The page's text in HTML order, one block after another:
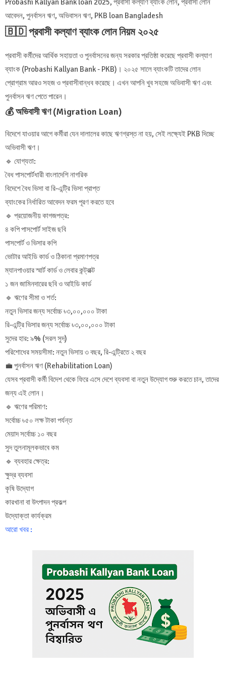
Probashi Kallyan Bank loan 2025, প্রবাসী কল্যাণ ব্যাংক লোন, প্রবাসী লোন
আবেদন, পুনর্বাসন ঋণ, অভিবাসন ঋণ, PKB loan Bangladesh
🇧🇩 প্রবাসী কল্যাণ ব্যাংক লোন নিয়ম ২০২৫
প্রবাসী কর্মীদের আর্থিক সহায়তা ও পুনর্বাসনের জন্য সরকার প্রতিষ্ঠা করেছে প্রবাসী কল্যাণ
ব্যাংক (Probashi Kallyan Bank - PKB)। ২০২৫ সালে ব্যাংকটি তাদের লোন
প্রোগ্রাম আরও সহজ ও প্রবাসীবান্ধব করেছে। এখন আপনি খুব সহজে অভিবাসী ঋণ এবং
পুনর্বাসন ঋণ পেতে পারেন।
💰 অভিবাসী ঋণ (Migration Loan)
বিদেশে যাওয়ার আগে কর্মীরা যেন দালালের কাছে ঋণগ্রস্ত না হয়, সেই লক্ষ্যেই PKB দিচ্ছে
অভিবাসী ঋণ।
🔹 যোগ্যতা:
বৈধ পাসপোর্টধারী বাংলাদেশি নাগরিক
বিদেশে বৈধ ভিসা বা রি-এন্ট্রি ভিসা প্রাপ্ত
ব্যাংকের নির্ধারিত আবেদন ফরম পূরণ করতে হবে
🔹 প্রয়োজনীয় কাগজপত্র:
৪ কপি পাসপোর্ট সাইজ ছবি
পাসপোর্ট ও ভিসার কপি
ভোটার আইডি কার্ড ও ঠিকানা প্রমাণপত্র
ম্যানপাওয়ার স্মার্ট কার্ড ও লেবার কন্ট্রাক্ট
১ জন জামিনদারের ছবি ও আইডি কার্ড
🔹 ঋণের সীমা ও শর্ত:
নতুন ভিসার জন্য সর্বোচ্চ ৳৩,০০,০০০ টাকা
রি-এন্ট্রি ভিসার জন্য সর্বোচ্চ ৳৩,০০,০০০ টাকা
সুদের হার: ৯% (সরল সুদ)
পরিশোধের সময়সীমা: নতুন ভিসায় ৩ বছর, রি-এন্ট্রিতে ২ বছর
💼 পুনর্বাসন ঋণ (Rehabilitation Loan)
যেসব প্রবাসী কর্মী বিদেশ থেকে ফিরে এসে দেশে ব্যবসা বা নতুন উদ্যোগ শুরু করতে চান, তাদের
জন্য এই লোন।
🔹 ঋণের পরিমাণ:
সর্বোচ্চ ৳৫০ লক্ষ টাকা পর্যন্ত
মেয়াদ সর্বোচ্চ ১০ বছর
সুদ তুলনামূলকভাবে কম
🔹 ব্যবহার ক্ষেত্র:
ক্ষুদ্র ব্যবসা
কৃষি উদ্যোগ
কারখানা বা উৎপাদন প্রকল্প
উদ্যোক্তা কার্যক্রম
আরো খবর :